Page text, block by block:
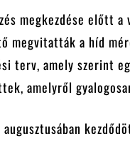
megkezdése előtt
megvitatták a híd
terv, amely szerint
amelyről